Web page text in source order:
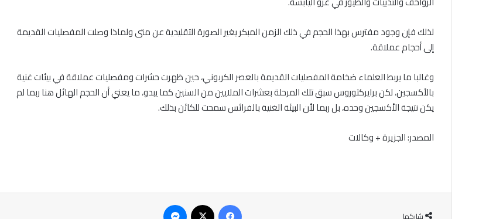
لذلك فإن وجود مفترس بهذا الحجم في ذلك الزمن المبكر يغير الصورة التقليدية عن متى ولماذا وصلت المفصليات القديمة
إلى أحجام عملاقة.
وغالبا ما يربط العلماء ضخامة المفصليات القديمة بالعصر الكربوني، حين ظهرت حشرات ومفصليات عملاقة في بيئات غنية
بالأكسجين، لكن برايركتوروس سبق تلك المرحلة بعشرات الملايين من السنين كما يبدو، ما يعني أن الحجم الهائل هنا ربما لم
يكن نتيجة الأكسجين وحده، بل ربما لأن البيئة الغنية بالفرائس سمحت للكائن بذلك.
المصدر: الجزيرة + وكالات
شاركها